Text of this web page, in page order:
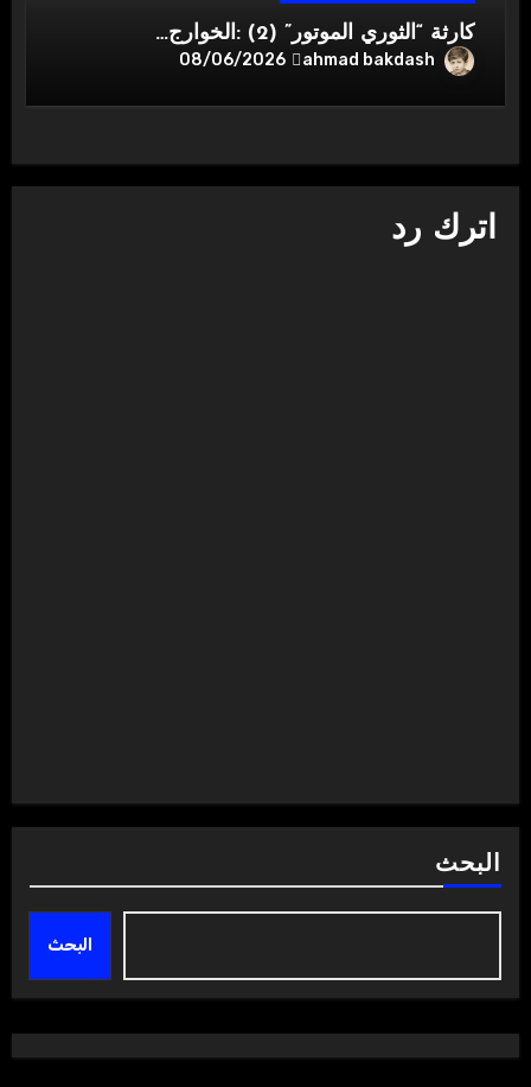
كارثة “الثوري الموتور” (2) :الخوارج…
ahmad bakdash
08/06/2026
اترك رد
البحث
البحث